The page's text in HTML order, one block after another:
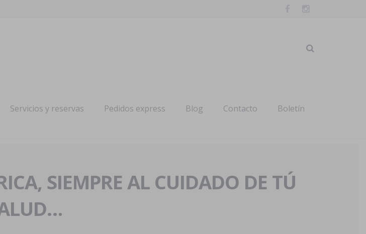
Servicios y reservas Pedidos express Blog Contacto Boletín
SIEMPRE AL CUIDADO DE TÚ